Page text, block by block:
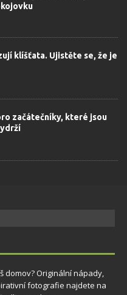
klíšťata. Ujistěte se, že je
začátečníky, které jsou
domov? Originální nápady,
fotografie najdete na